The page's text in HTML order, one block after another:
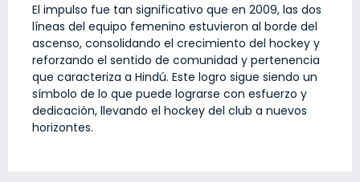
El impulso fue tan significativo que en 2009, las dos
líneas del equipo femenino estuvieron al borde del
ascenso, consolidando el crecimiento del hockey y
reforzando el sentido de comunidad y pertenencia
que caracteriza a Hindú. Este logro sigue siendo un
símbolo de lo que puede lograrse con esfuerzo y
dedicación, llevando el hockey del club a nuevos
horizontes.